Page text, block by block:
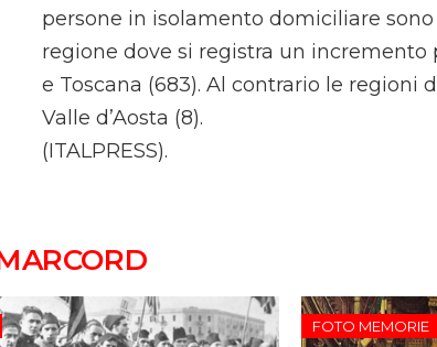
persone in isolamento domiciliare sono
regione dove si registra un incremento
e Toscana (683). Al contrario le regioni
Valle d’Aosta (8).
(ITALPRESS).
FOTO MEMORIE